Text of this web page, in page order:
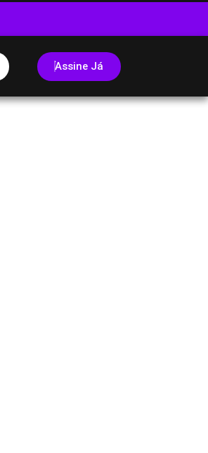
Assine Já